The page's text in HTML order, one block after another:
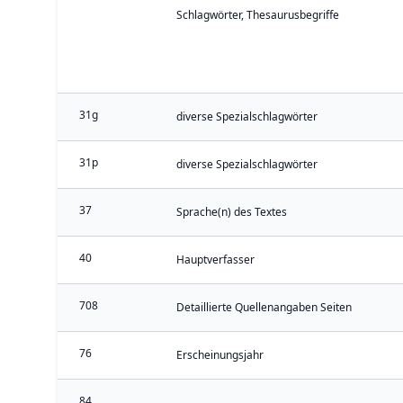
Schlagwörter, Thesaurusbegriffe
31g diverse Spezialschlagwörter
31p diverse Spezialschlagwörter
37 Sprache(n) des Textes
40 Hauptverfasser
708 Detaillierte Quellenangaben Seiten
76 Erscheinungsjahr